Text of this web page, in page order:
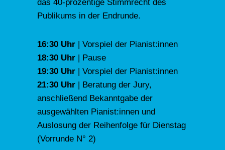
das 40-prozentige Stimmrecht des
Publikums in der Endrunde.
16:30 Uhr | Vorspiel der Pianist:innen
18:30 Uhr | Pause
19:30 Uhr | Vorspiel der Pianist:innen
21:30 Uhr | Beratung der Jury,
anschließend Bekanntgabe der
ausgewählten Pianist:innen und
Auslosung der Reihenfolge für Dienstag
(Vorrunde N° 2)